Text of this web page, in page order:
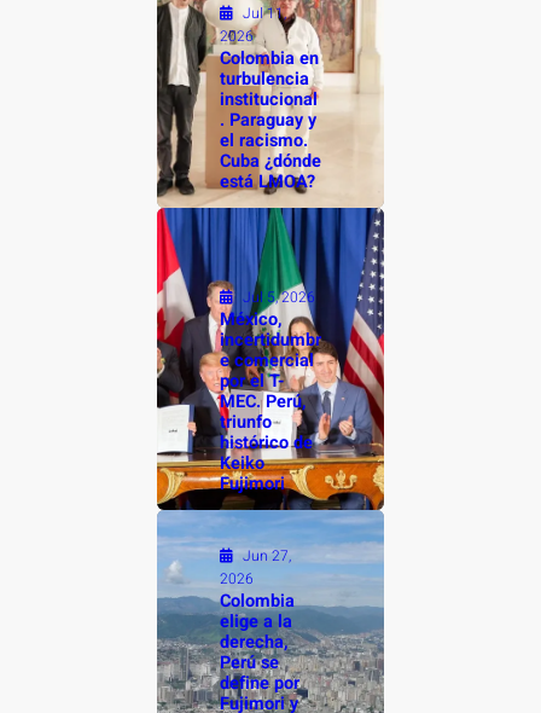
Jul 11,
2026
Colombia en
turbulencia
institucional
. Paraguay y
el racismo.
Cuba ¿dónde
está LMOA?
Jul 5, 2026
México,
incertidumbr
e comercial
por el T-
MEC. Perú,
triunfo
histórico de
Keiko
Fujimori
Jun 27,
2026
Colombia
elige a la
derecha,
Perú se
define por
Fujimori y